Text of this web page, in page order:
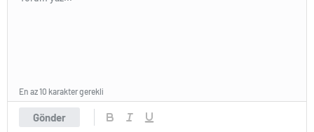
Gönder
En az 10 karakter gerekli